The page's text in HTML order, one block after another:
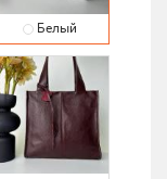
Белый